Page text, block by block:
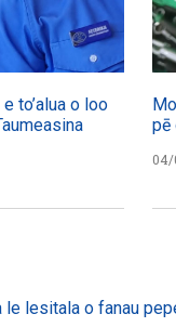
to’alua o loo
pē
04/
le lesitala o fanau